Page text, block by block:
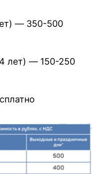
— 350-500
лет) — 150-250